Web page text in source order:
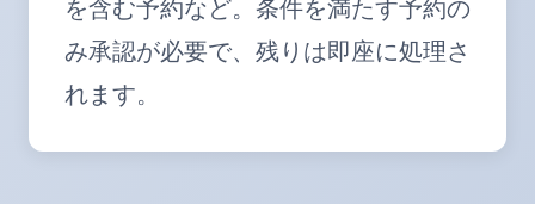
を含む予約など。条件を満たす予約の
み承認が必要で、残りは即座に処理さ
れます。